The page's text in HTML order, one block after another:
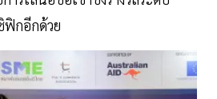
ฟิกอีกด้วย